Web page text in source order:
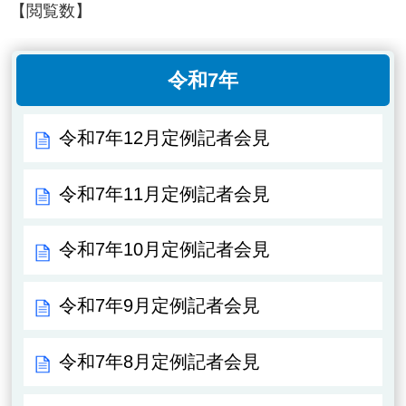
【閲覧数】
令和7年
令和7年12月定例記者会見
令和7年11月定例記者会見
令和7年10月定例記者会見
令和7年9月定例記者会見
令和7年8月定例記者会見